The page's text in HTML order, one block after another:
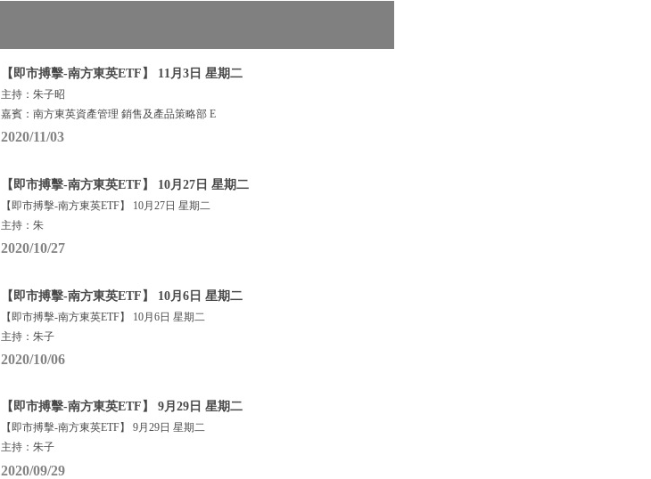
【即市搏擊-南方東英ETF】 11月3日 星期二
主持：朱子昭
嘉賓：南方東英資產管理 銷售及產品策略部 E
2020/11/03
【即市搏擊-南方東英ETF】 10月27日 星期二
【即市搏擊-南方東英ETF】 10月27日 星期二
主持：朱
2020/10/27
【即市搏擊-南方東英ETF】 10月6日 星期二
【即市搏擊-南方東英ETF】 10月6日 星期二
主持：朱子
2020/10/06
【即市搏擊-南方東英ETF】 9月29日 星期二
【即市搏擊-南方東英ETF】 9月29日 星期二
主持：朱子
2020/09/29